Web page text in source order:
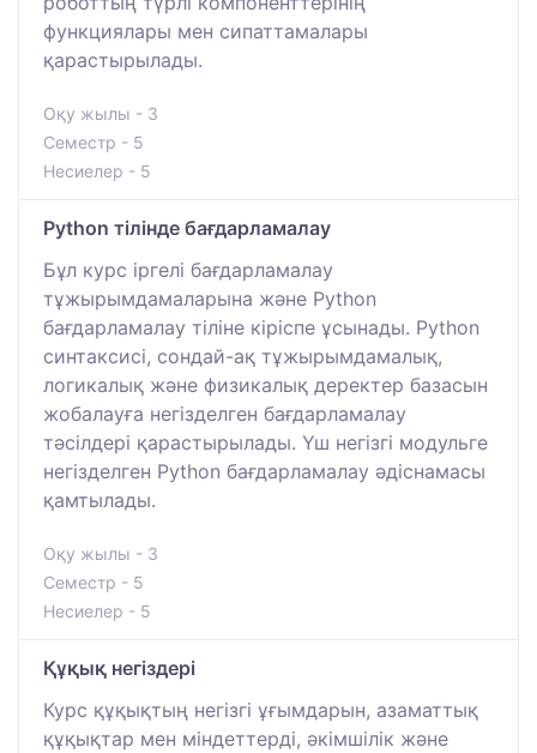
функциялары мен сипаттамалары
қарастырылады.
Оқу жылы - 3
Семестр - 5
Несиелер - 5
Python тілінде бағдарламалау
Бұл курс іргелі бағдарламалау
тұжырымдамаларына және Python
бағдарламалау тіліне кіріспе ұсынады. Python
синтаксисі, сондай-ақ тұжырымдамалық,
логикалық және физикалық деректер базасын
жобалауға негізделген бағдарламалау
тәсілдері қарастырылады. Үш негізгі модульге
негізделген Python бағдарламалау әдіснамасы
қамтылады.
Оқу жылы - 3
Семестр - 5
Несиелер - 5
Құқық негіздері
Курс құқықтың негізгі ұғымдарын, азаматтық
құқықтар мен міндеттерді, әкімшілік және